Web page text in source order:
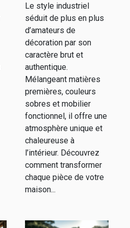
dans votre
intérieur ?
Le style industriel
séduit de plus en plus
d’amateurs de
décoration par son
caractère brut et
authentique.
Mélangeant matières
premières, couleurs
sobres et mobilier
fonctionnel, il offre une
atmosphère unique et
chaleureuse à
l’intérieur. Découvrez
comment transformer
chaque pièce de votre
maison...